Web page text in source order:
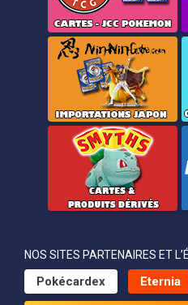
NOS SITES PARTENAIRES ET
Pokécardex Eternia